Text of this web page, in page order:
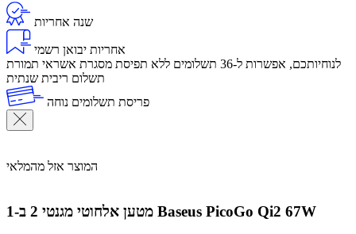
שנה אחריות
אחריות יבואן רשמי
לנוחיותכם, אפשרות ל-36 תשלומים ללא תפיסת מסגרת אשראי תמורת
תשלום ריבית שנתית
פריסת תשלומים נוחה
המוצר אזל מהמלאי
מטען אלחוטי מגנטי 2 ב-1 Baseus PicoGo Qi2 67W